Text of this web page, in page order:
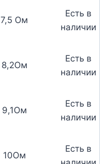
7,5 Ом
Есть в
наличии
8,2Ом
Есть в
наличии
9,1Ом
Есть в
наличии
10Ом
Есть в